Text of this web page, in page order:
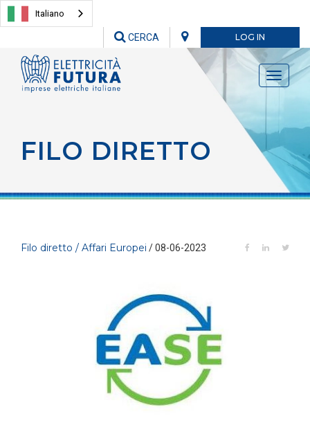
Italiano
LOG IN
CERCA
Toggle
FILO DIRETTO
Filo diretto / Affari Europei / 08-06-2023